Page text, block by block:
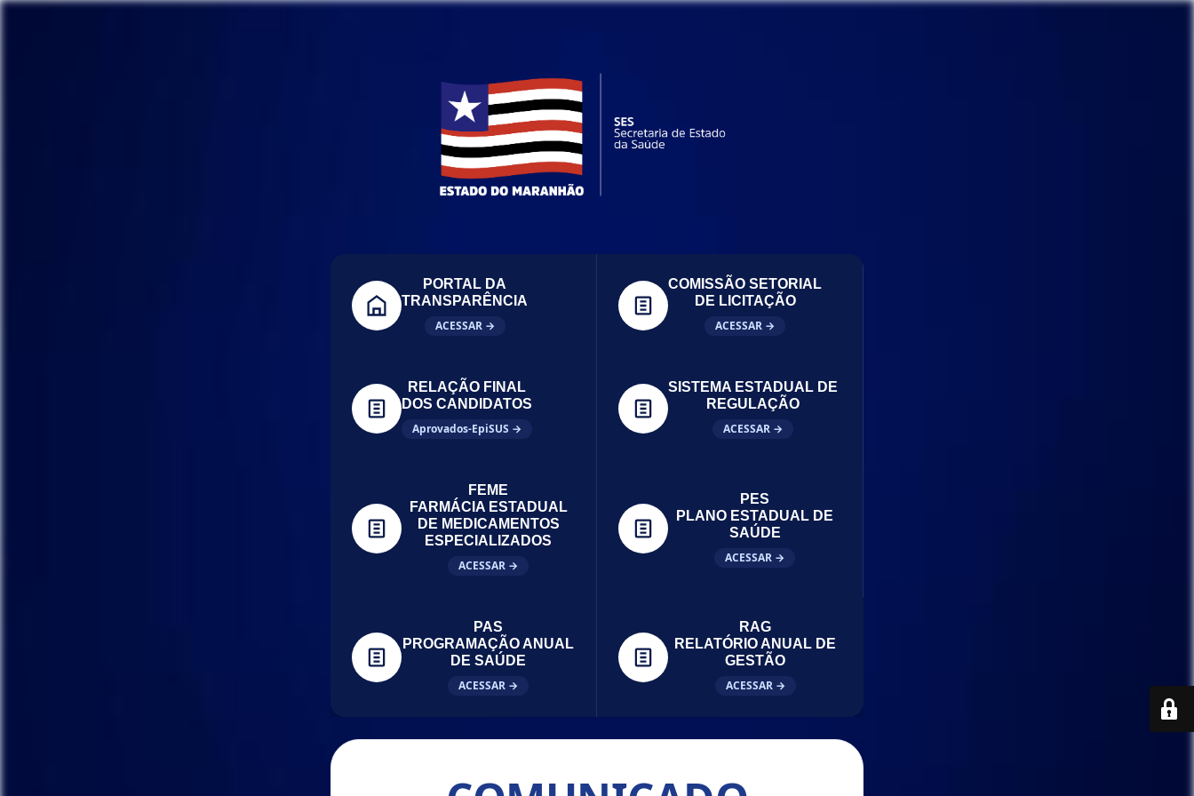
PORTAL DA
TRANSPARÊNCIA
ACESSAR →
COMISSÃO SETORIAL
DE LICITAÇÃO
ACESSAR →
RELAÇÃO FINAL
DOS CANDIDATOS
Aprovados-EpiSUS →
SISTEMA ESTADUAL DE
REGULAÇÃO
ACESSAR →
FEME
FARMÁCIA ESTADUAL
DE MEDICAMENTOS
ESPECIALIZADOS
ACESSAR →
PES
PLANO ESTADUAL DE
SAÚDE
ACESSAR →
PAS
PROGRAMAÇÃO ANUAL
DE SAÚDE
ACESSAR →
RAG
RELATÓRIO ANUAL DE
GESTÃO
ACESSAR →